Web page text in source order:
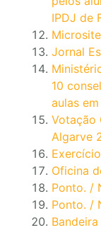
IPDJ de
Jornal
10
aulas
Votação
Algarve
Oficina
Ponto. /
Ponto. /